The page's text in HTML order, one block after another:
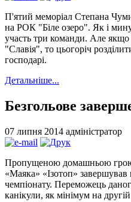
П'ятий меморіал Степана
на РОК "Біле озеро". Як і
участь три команди. Але
"Славія", то цьогоріч
господарі.
Детальніше...
Безгольове
07 липня 2014 адміністратор
Пропущеною домашньою грою
«Маяка» «Ізотоп»
чемпіонату. Переможець
канікули, як мінімум на